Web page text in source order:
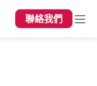
聯絡我們